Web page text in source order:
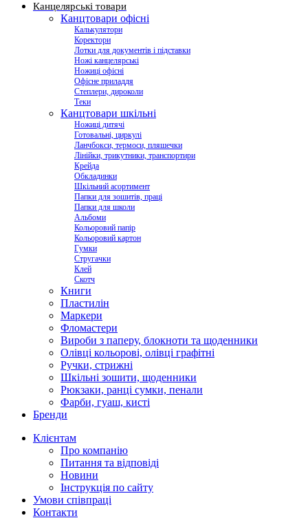
Канцелярські товари
Канцтовари офісні
Калькулятори
Коректори
Лотки для документів і підставки
Ножі канцелярські
Ножиці офісні
Офісне приладдя
Степлери, дироколи
Теки
Канцтовари шкільні
Ножиці дитячі
Готовальні, циркулі
Ланчбокси, термоси, пляшечки
Лінійки, трикутники, транспортири
Крейда
Обкладинки
Шкільний асортимент
Папки для зошитів, праці
Папки для школи
Альбоми
Кольоровий папір
Кольоровий картон
Гумки
Стругачки
Клей
Скотч
Книги
Пластилін
Маркери
Фломастери
Вироби з паперу, блокноти та щоденники
Олівці кольорові, олівці графітні
Ручки, стрижні
Шкільні зошити, щоденники
Рюкзаки, ранці сумки, пенали
Фарби, гуаш, кисті
Бренди
Клієнтам
Про компанію
Питання та відповіді
Новини
Інструкція по сайту
Умови співпраці
Контакти